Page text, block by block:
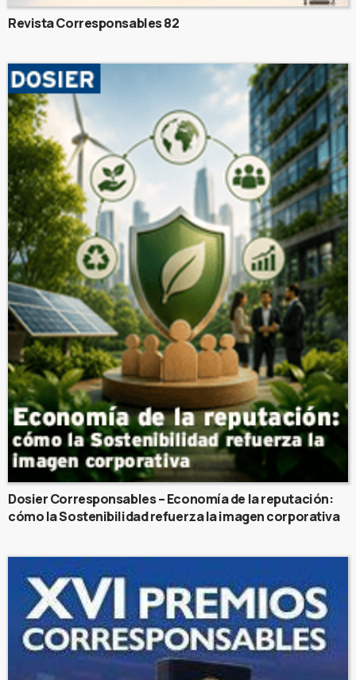
Revista Corresponsables 82
Dosier Corresponsables – Economía de la reputación:
cómo la Sostenibilidad refuerza la imagen corporativa